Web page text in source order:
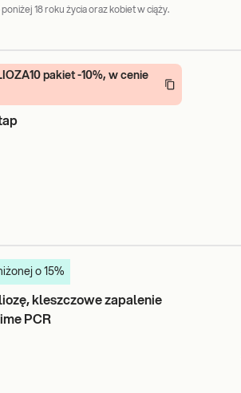
18 roku życia oraz kobiet w ciąży.
pakiet -10%, w cenie
o 15%
kleszczowe zapalenie
PCR